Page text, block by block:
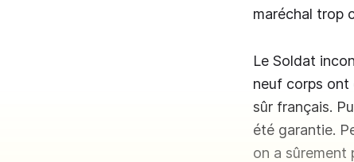
maréchal trop
Le Soldat
neuf corps ont
sûr français.
été garantie.
on a sûrement